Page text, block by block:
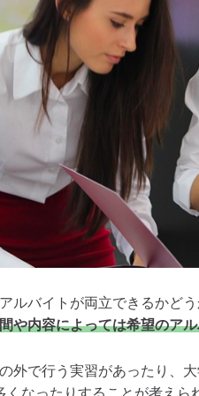
ルバイトが両立できるかど
や内容によっては希望のア
外で行う実習があったり、
なったりすることが考えら